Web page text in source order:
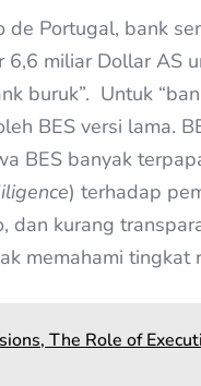
Portugal, bank
miliar Dollar AS
buruk”. Untuk
BES versi lama.
BES banyak
) terhadap
kurang
memahami tingkat
The Role of